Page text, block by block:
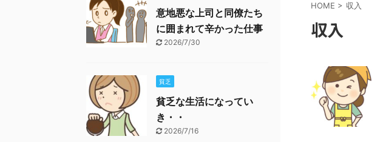
HOME > 収入
収入
意地悪な上司と同僚たち
に囲まれて辛かった仕事
2026/7/30
貧乏
貧乏な生活になってい
き・・
2026/7/16